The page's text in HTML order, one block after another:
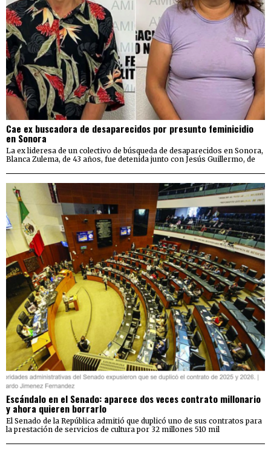
Cae ex buscadora de desaparecidos por presunto feminicidio
en Sonora
La ex lideresa de un colectivo de búsqueda de desaparecidos en Sonora,
Blanca Zulema, de 43 años, fue detenida junto con Jesús Guillermo, de
Escándalo en el Senado: aparece dos veces contrato millonario
y ahora quieren borrarlo
El Senado de la República admitió que duplicó uno de sus contratos para
la prestación de servicios de cultura por 32 millones 510 mil